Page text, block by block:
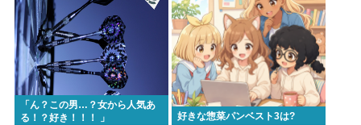
流せず悪臭&床に直接就寝&コロナ感染」
Powered by livedoor 相互RSS
「ん？この男…？女から人気あ
る！？好き！！！ ️」
好きな惣菜パンベスト3は?